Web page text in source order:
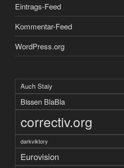
Eintrags-Feed
Kommentar-Feed
WordPress.org
Auch Staiy
Bissen BlaBla
correctiv.org
darkviktory
Eurovision